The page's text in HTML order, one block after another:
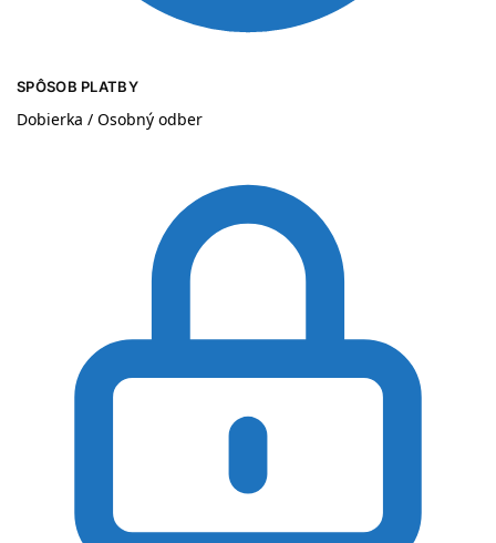
SPÔSOB PLATBY
Dobierka / Osobný odber